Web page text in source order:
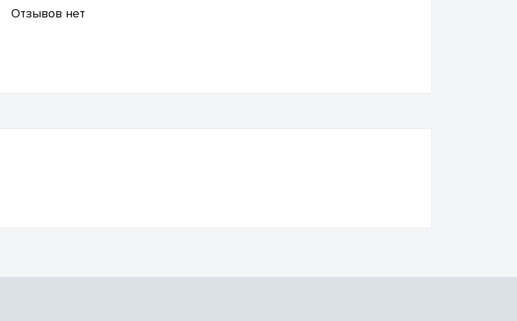
Отзывов нет